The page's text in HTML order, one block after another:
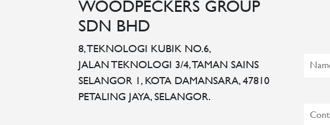
WOODPECKERS GROUP
SDN BHD
8, TEKNOLOGI KUBIK NO.6,
JALAN TEKNOLOGI 3/4, TAMAN SAINS
SELANGOR 1, KOTA DAMANSARA, 47810
PETALING JAYA, SELANGOR.